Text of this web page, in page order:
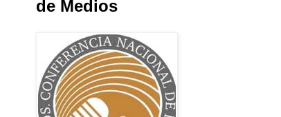
de Medios